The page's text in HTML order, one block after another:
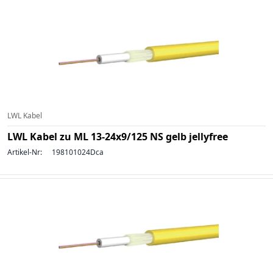
LWL Kabel
LWL Kabel zu ML 13-24x9/125 NS gelb jellyfree
Artikel-Nr: 198101024Dca